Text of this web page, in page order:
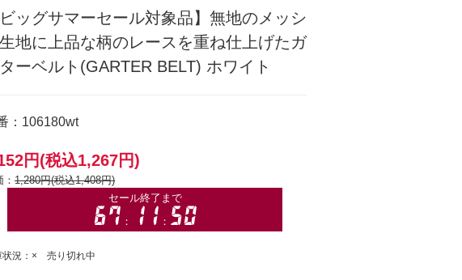
ビッグサマーセール対象品】無地のメッシ
地に上品な柄のレースを重ね仕上げたガ
ーベルト(GARTER BELT) ホワイト
：106180wt
円(税込1,267円)
1,280円(税込1,408円)
状況：× 売り切れ中